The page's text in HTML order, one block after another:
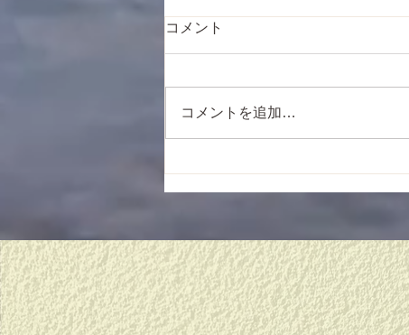
コメント
コメントを追加…